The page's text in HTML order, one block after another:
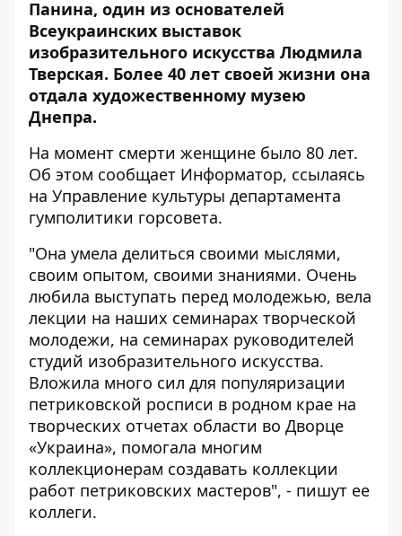
Панина, один из основателей
Всеукраинских выставок
изобразительного искусства Людмила
Тверская. Более 40 лет своей жизни она
отдала художественному музею
Днепра.
На момент смерти женщине было 80 лет.
Об этом сообщает Информатор, ссылаясь
на Управление культуры департамента
гумполитики горсовета.
"Она умела делиться своими мыслями,
своим опытом, своими знаниями. Очень
любила выступать перед молодежью, вела
лекции на наших семинарах творческой
молодежи, на семинарах руководителей
студий изобразительного искусства.
Вложила много сил для популяризации
петриковской росписи в родном крае на
творческих отчетах области во Дворце
«Украина», помогала многим
коллекционерам создавать коллекции
работ петриковских мастеров", - пишут ее
коллеги.